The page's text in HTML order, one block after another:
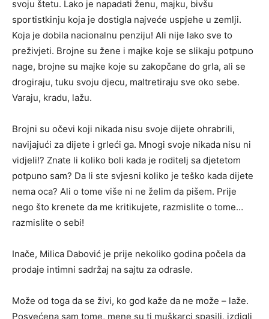
svoju štetu. Lako je napadati ženu, majku, bivšu
sportistkinju koja je dostigla najveće uspjehe u zemlji.
Koja je dobila nacionalnu penziju! Ali nije lako sve to
preživjeti. Brojne su žene i majke koje se slikaju potpuno
nage, brojne su majke koje su zakopčane do grla, ali se
drogiraju, tuku svoju djecu, maltretiraju sve oko sebe.
Varaju, kradu, lažu.
Brojni su očevi koji nikada nisu svoje dijete ohrabrili,
navijajući za dijete i grleći ga. Mnogi svoje nikada nisu ni
vidjeli!? Znate li koliko boli kada je roditelj sa djetetom
potpuno sam? Da li ste svjesni koliko je teško kada dijete
nema oca? Ali o tome više ni ne želim da pišem. Prije
nego što krenete da me kritikujete, razmislite o tome…
razmislite o sebi!
Inače, Milica Dabović je prije nekoliko godina počela da
prodaje intimni sadržaj na sajtu za odrasle.
Može od toga da se živi, ko god kaže da ne može – laže.
Posvećena sam tome, mene su ti muškarci spasili, izdigli